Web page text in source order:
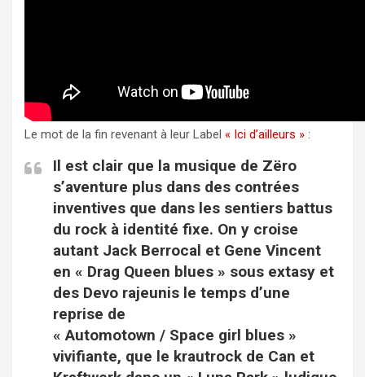
Le mot de la fin revenant à leur Label « Ici d’ailleurs » :
Il est clair que la musique de Zëro
s’aventure plus dans des contrées
inventives que dans les sentiers battus
du rock à identité fixe. On y croise
autant Jack Berrocal et Gene Vincent
en « Drag Queen blues » sous extasy et
des Devo rajeunis le temps d’une
reprise de
« Automotown / Space girl blues »
vivifiante, que le krautrock de Can et